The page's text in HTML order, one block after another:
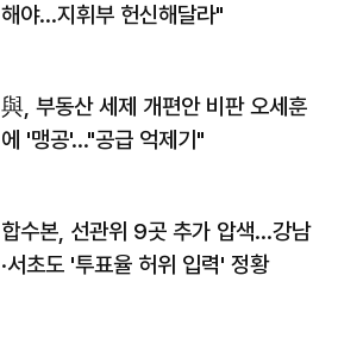
해야…지휘부 헌신해달라"
與, 부동산 세제 개편안 비판 오세훈
에 '맹공'…"공급 억제기"
합수본, 선관위 9곳 추가 압색…강남
·서초도 '투표율 허위 입력' 정황